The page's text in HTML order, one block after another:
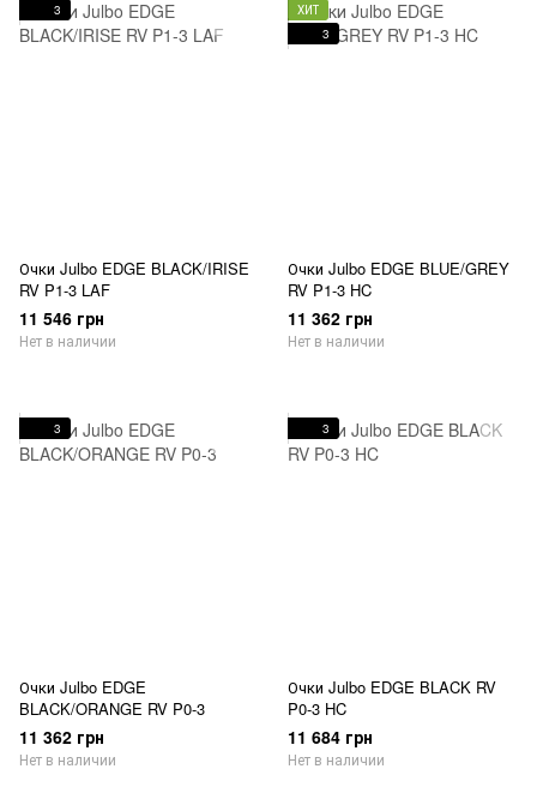
3
Очки Julbo EDGE BLACK/IRISE
RV P1-3 LAF
11 546 грн
Нет в наличии
ХИТ
3
Очки Julbo EDGE BLUE/GREY
RV P1-3 HC
11 362 грн
Нет в наличии
3
Очки Julbo EDGE
BLACK/ORANGE RV P0-3
11 362 грн
Нет в наличии
3
Очки Julbo EDGE BLACK RV
P0-3 HC
11 684 грн
Нет в наличии